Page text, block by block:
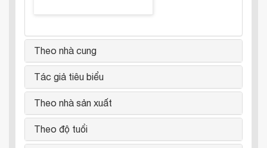
Theo nhà cung
Tác giả tiêu biểu
Theo nhà sản xuất
Theo độ tuổi